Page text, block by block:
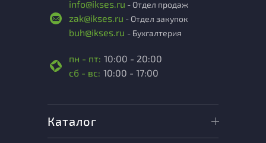
info@ikses.ru - Отдел продаж
zak@ikses.ru - Отдел закупок
buh@ikses.ru - Бухгалтерия
пн - пт: 10:00 - 20:00
сб - вс: 10:00 - 17:00
Каталог